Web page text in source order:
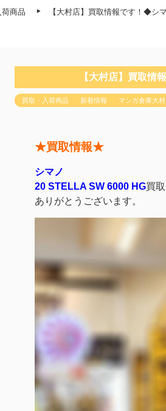
商品 【大村店】買取情報です！◆シ
【大村店】買取情
買取・入荷商品 新着情報 マンガ倉庫大
★買取情報★
シマノ⁡
⁡20 STELLA SW 6000 HG買
ありがとうございます。